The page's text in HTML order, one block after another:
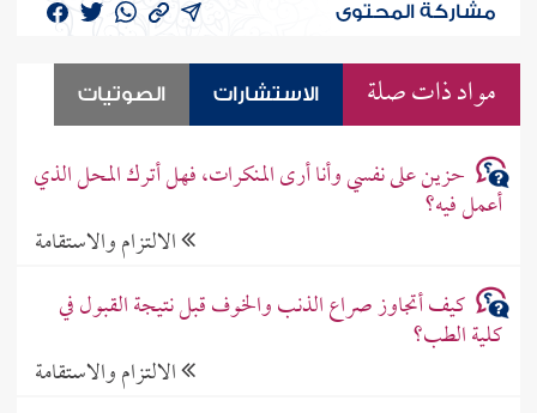
مشاركة المحتوى
مواد ذات صلة الاستشارات الصوتيات
حزين على نفسي وأنا أرى المنكرات، فهل أترك المحل الذي
أعمل فيه؟
الالتزام والاستقامة
كيف أتجاوز صراع الذنب والخوف قبل نتيجة القبول في
كلية الطب؟
الالتزام والاستقامة